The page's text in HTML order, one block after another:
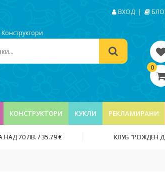
ВХОД |
Конструктори
0
КОНСТРУКТОРИ КУКЛИ РЕКЛАМИРАНИ
70 ЛВ. / 35.79 € КЛУБ "РОЖДЕН